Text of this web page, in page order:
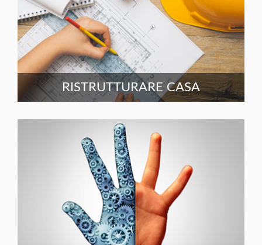
RISTRUTTURARE CASA